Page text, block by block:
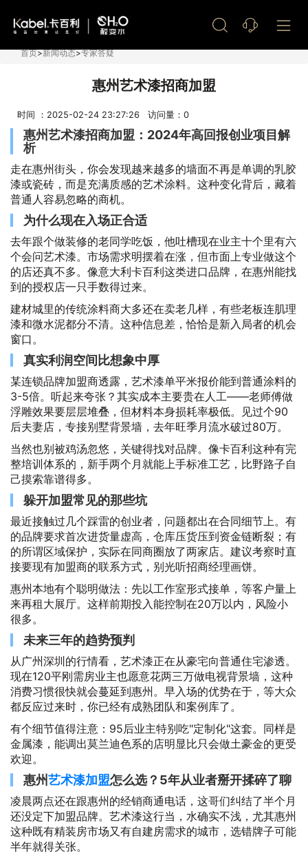
首页>新闻动态>专家答疑
惠州艺术漆招商加盟
时间 ：2025-02-24 23:27:26 访问量： 0
惠州艺术漆招商加盟：2024年高回报创业项目解
析
走在惠州街头，你会发现越来越多的墙面不再是单调的乳胶
漆或瓷砖，而是充满质感的艺术涂料。这种变化背后，藏着
普通人容易忽略的商机。
为什么现在入场正合适
去年跟个做装修的老同学吃饭，他吐槽现在业主十个里有六
个会问艺术漆。市场需求明摆着在涨，但市面上专业做这个
的店还真不多。像意大利卡百利这类进口品牌，在惠州能找
到的授权店一只手数得过来。
建材城里的传统涂料商大多还在卖老几样，有些老板连肌理
漆和微水泥都分不清。这种信息差，恰恰是新入局者的机会
窗口。
真实利润空间比想象中厚
某连锁品牌加盟商透露，艺术漆单平米报价能到普通涂料的
3-5倍。听起来夸张？其实成本主要贵在人工——老师傅做
浮雕效果要层层堆叠，但材料本身损耗率极低。见过个90
后夫妻店，专接别墅背景墙，去年旺季月流水破过80万。
当然也别被鸡汤忽悠，关键得找对品牌。像卡百利这种有完
整培训体系的，新手两个月就能上手标准工艺，比野路子自
己摸索靠谱得多。
躲开加盟常见的那些坑
最近接触过几个踩雷的创业者，问题都出在合同细节上。有
的品牌要求首次进货量虚高，仓库压货压到资金链断裂；有
的所谓区域保护，实际在同商圈放了两家店。建议考察时直
接要现有加盟商的联系方式，别光听招商经理画饼。
惠州本地有个聪明做法：先以工作室形式接单，等客户量上
来再租大展厅。这样前期投入能控制在20万以内，风险小
很多。
未来三年的趋势预判
从广州深圳的行情看，艺术漆正在从豪宅向普通住宅渗透。
现在120平刚需房业主也愿意花两三万做电视背景墙，这种
消费习惯很快就会蔓延到惠州。早入场的优势在于，等大众
都反应过来时，你已经有成熟团队和案例库了。
有个细节值得注意：95后业主特别吃"定制化"这套。同样是
金属漆，能调出莫兰迪色系的店明显比只会做土豪金的更受
欢迎。
惠州艺术漆加盟怎么选？5年从业者掰开揉碎了聊
凌晨两点还在跟惠州的经销商通电话，这哥们纠结了半个月
还没定下加盟品牌。艺术漆这行当，水确实不浅，尤其惠州
这种既有精装房市场又有自建房需求的城市，选错牌子可能
半年就得关张。